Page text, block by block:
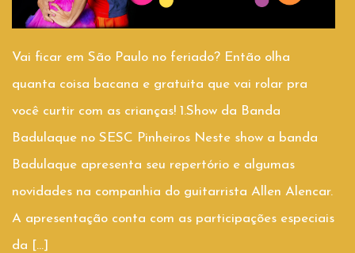
Vai ficar em São Paulo no feriado? Então olha
quanta coisa bacana e gratuita que vai rolar pra
você curtir com as crianças! 1.Show da Banda
Badulaque no SESC Pinheiros Neste show a banda
Badulaque apresenta seu repertório e algumas
novidades na companhia do guitarrista Allen Alencar.
A apresentação conta com as participações especiais
da […]